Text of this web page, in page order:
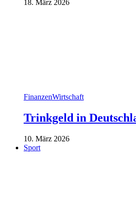
18. März 2026
FinanzenWirtschaft
Trinkgeld in
10. März 2026
Sport